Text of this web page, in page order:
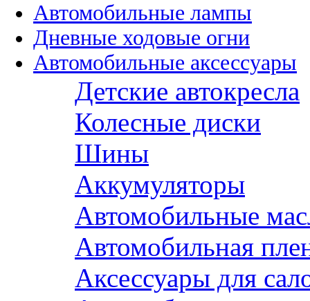
Автомобильные лампы
Дневные ходовые огни
Автомобильные аксессуары
Детские автокресла
Колесные диски
Шины
Аккумуляторы
Автомобильные
Автомобильная
Аксессуары для